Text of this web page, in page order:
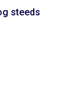
steeds